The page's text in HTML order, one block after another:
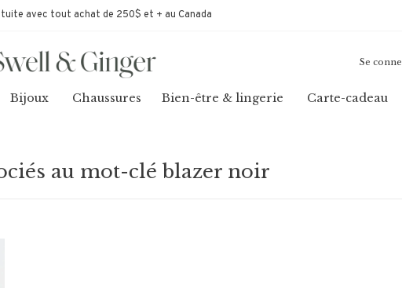
avec tout achat de 250$ et + au Canada
Bijoux Chaussures Bien-être & lingerie Carte-cadeau
Se
au mot-clé blazer noir